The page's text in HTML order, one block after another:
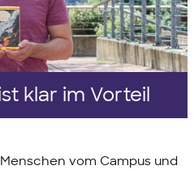
klar im Vorteil
vom Campus und